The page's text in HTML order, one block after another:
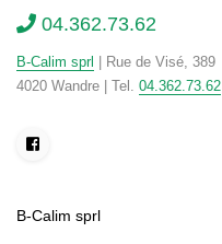
04.362.73.62
B-Calim sprl
| Rue de Visé, 389
4020 Wandre | Tel. 04.362.73.62
B-Calim sprl